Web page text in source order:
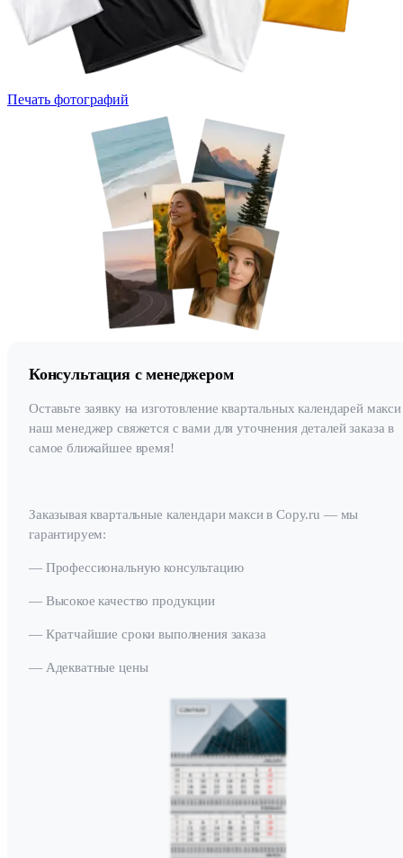
Печать фотографий
Консультация с менеджером
Оставьте заявку на изготовление квартальных календарей
наш менеджер свяжется с вами для уточнения деталей заказа в
самое ближайшее время!
Заказывая квартальные календари макси в Copy.ru — мы
гарантируем:
— Профессиональную консультацию
— Высокое качество продукции
— Кратчайшие сроки выполнения заказа
— Адекватные цены